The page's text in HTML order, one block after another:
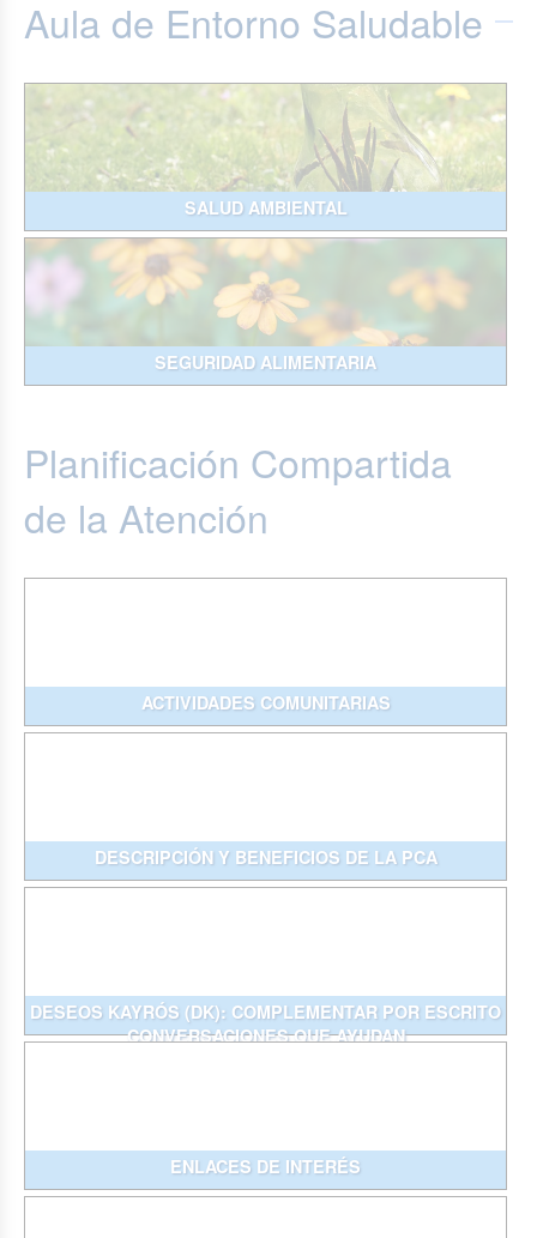
Aula de Entorno Saludable
SALUD AMBIENTAL
SEGURIDAD ALIMENTARIA
Planificación Compartida
de la Atención
ACTIVIDADES COMUNITARIAS
DESCRIPCIÓN Y BENEFICIOS DE LA PCA
DESEOS KAYRÓS (DK): COMPLEMENTAR POR ESCRITO
CONVERSACIONES QUE AYUDAN
ENLACES DE INTERÉS